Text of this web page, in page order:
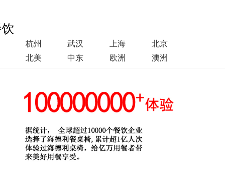
杭州 武汉 上海
北京
北美
中东 欧洲 澳洲